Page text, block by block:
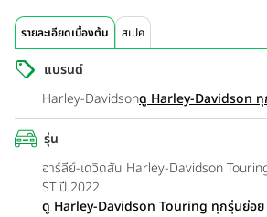
รายละเอียดเบื้องต้น สเปค
แบรนด์
Harley-Davidsonดู Harley-Davidson
รุ่น
ฮาร์ลีย์-เดวิดสัน Harley-Davidson
ST ปี 2022
ดู Harley-Davidson Touring ทุกรุ่นย่อย